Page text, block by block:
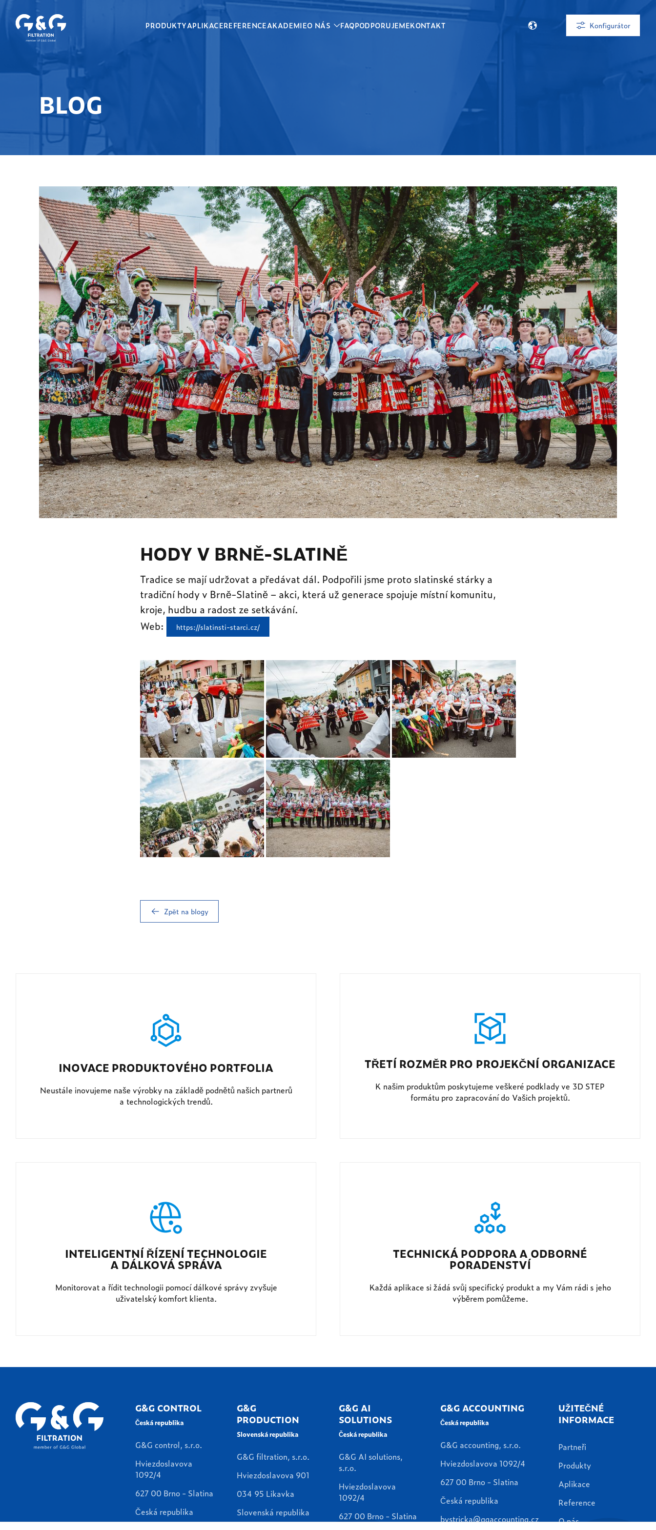
PRODUKTYAPLIKACEREFERENCEAKADEMIEO NÁS FAQPODPORUJEMEKONTAKT Konfigurátor
BLOG
HODY V BRNĚ-SLATINĚ
Tradice se mají udržovat a předávat dál. Podpořili jsme proto slatinské stárky a
tradiční hody v Brně-Slatině – akci, která už generace spojuje místní komunitu,
kroje, hudbu a radost ze setkávání.
Web:
https://slatinsti-starci.cz/
Zpět na blogy
INOVACE PRODUKTOVÉHO PORTFOLIA
Neustále inovujeme naše výrobky na základě podnětů našich partnerů
a technologických trendů.
TŘETÍ ROZMĚR PRO PROJEKČNÍ ORGANIZACE
K našim produktům poskytujeme veškeré podklady ve 3D STEP
formátu pro zapracování do Vašich projektů.
INTELIGENTNÍ ŘÍZENÍ TECHNOLOGIE
A DÁLKOVÁ SPRÁVA
Monitorovat a řídit technologii pomocí dálkové správy zvyšuje
uživatelský komfort klienta.
TECHNICKÁ PODPORA A ODBORNÉ
PORADENSTVÍ
Každá aplikace si žádá svůj specifický produkt a my Vám rádi s jeho
výběrem pomůžeme.
G&G CONTROL
Česká republika
G&G control, s.r.o.
Hviezdoslavova
1092/4
627 00 Brno - Slatina
Česká republika
G&G
PRODUCTION
Slovenská republika
G&G filtration, s.r.o.
Hviezdoslavova 901
034 95 Likavka
Slovenská republika
G&G AI
SOLUTIONS
Česká republika
G&G AI solutions,
s.r.o.
Hviezdoslavova
1092/4
627 00 Brno - Slatina
G&G ACCOUNTING
Česká republika
G&G accounting, s.r.o.
Hviezdoslavova 1092/4
627 00 Brno - Slatina
Česká republika
bystricka@ggaccounting.cz
UŽITEČNÉ
INFORMACE
Partneři
Produkty
Aplikace
Reference
O nás